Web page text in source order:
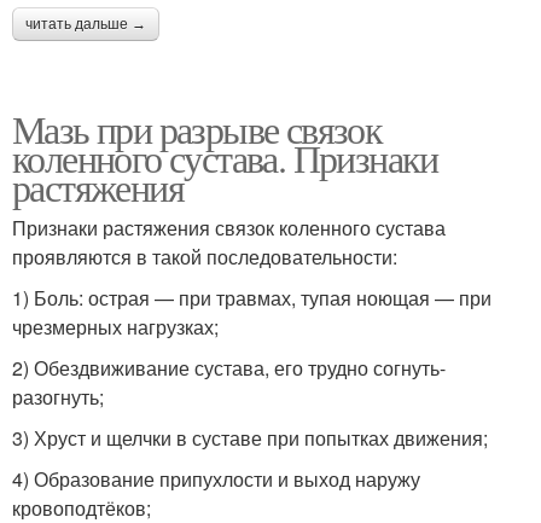
читать дальше →
Мазь при разрыве связок
коленного сустава. Признаки
растяжения
Признаки растяжения связок коленного сустава
проявляются в такой последовательности:
1) Боль: острая — при травмах, тупая ноющая — при
чрезмерных нагрузках;
2) Обездвиживание сустава, его трудно согнуть-
разогнуть;
3) Хруст и щелчки в суставе при попытках движения;
4) Образование припухлости и выход наружу
кровоподтёков;